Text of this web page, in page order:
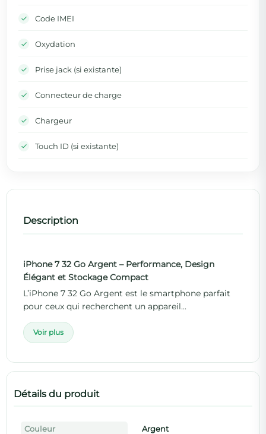
Code IMEI
Oxydation
Prise jack (si existante)
Connecteur de charge
Chargeur
Touch ID (si existante)
Description
iPhone 7 32 Go Argent – Performance, Design
Élégant et Stockage Compact
L’iPhone 7 32 Go Argent est le smartphone parfait
pour ceux qui recherchent un appareil...
Voir plus
Détails du produit
Couleur Argent